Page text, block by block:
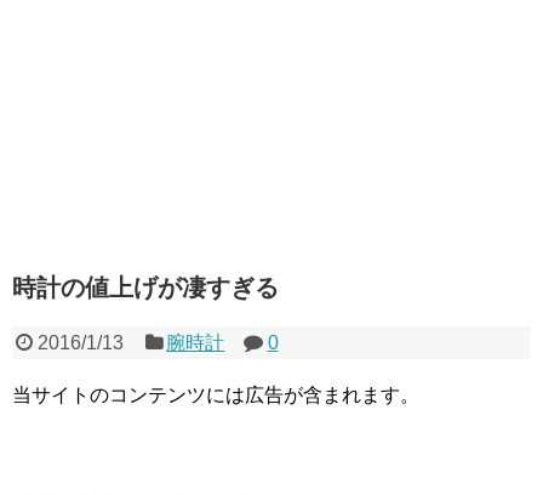
時計の値上げが凄すぎる
2016/1/13 腕時計 0
当サイトのコンテンツには広告が含まれます。